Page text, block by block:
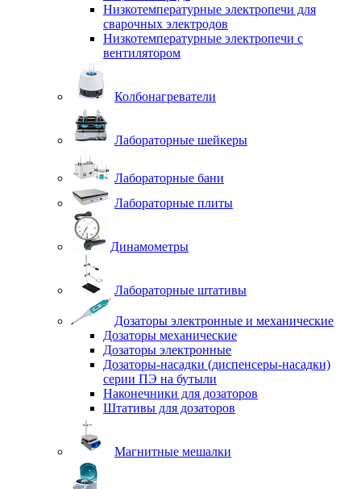
Низкотемпературные электропечи для
cварочных электродов
Низкотемпературные электропечи с
вентилятором
Колбонагреватели
Лабораторные шейкеры
Лабораторные бани
Лабораторные плиты
Динамометры
Лабораторные штативы
Дозаторы электронные и механические
Дозаторы механические
Дозаторы электронные
Дозаторы-насадки (диспенсеры-насадки)
серии ПЭ на бутыли
Наконечники для дозаторов
Штативы для дозаторов
Магнитные мешалки